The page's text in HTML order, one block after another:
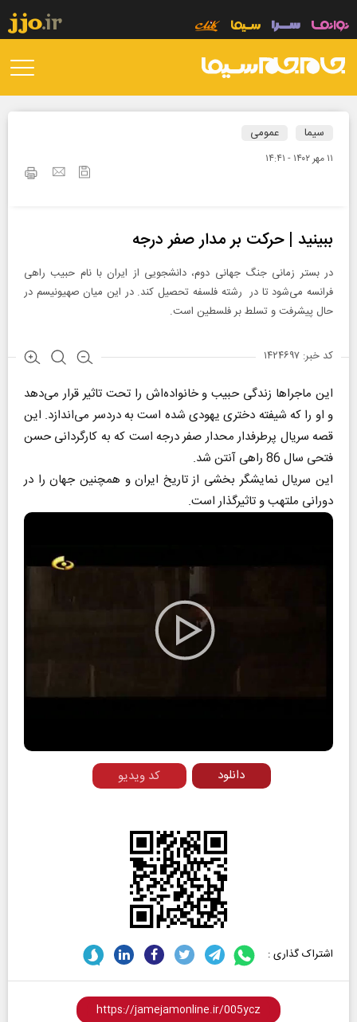
سیما عمومی
۱۱ مهر ۱۴۰۲ - ۱۴:۴۱
ببینید | حرکت بر مدار صفر درجه
در بستر زمانی جنگ جهانی دوم، دانشجویی از ایران با نام حبیب راهی
فرانسه می‌شود تا در رشته فلسفه تحصیل کند. در این میان صهیونیسم در
حال پیشرفت و تسلط بر فلسطین است.
کد خبر: ۱۴۲۴۶۹۷
این ماجراها زندگی حبیب و خانواده‌اش را تحت تاثیر قرار می‌دهد
و او را که شیفته دختری یهودی شده است به دردسر می‌اندازد. این
قصه سریال پرطرفدار محدار صفر درجه است که به کارگردانی حسن
فتحی سال 86 راهی آنتن شد.
این سریال نمایشگر بخشی از تاریخ ایران و همچنین جهان را در
دورانی ملتهب و تاثیرگذار است.
کد ویدیو دانلود
اشتراک گذاری :